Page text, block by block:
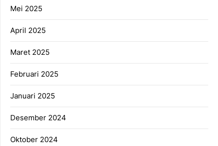
Mei 2025
April 2025
Maret 2025
Februari 2025
Januari 2025
Desember 2024
Oktober 2024